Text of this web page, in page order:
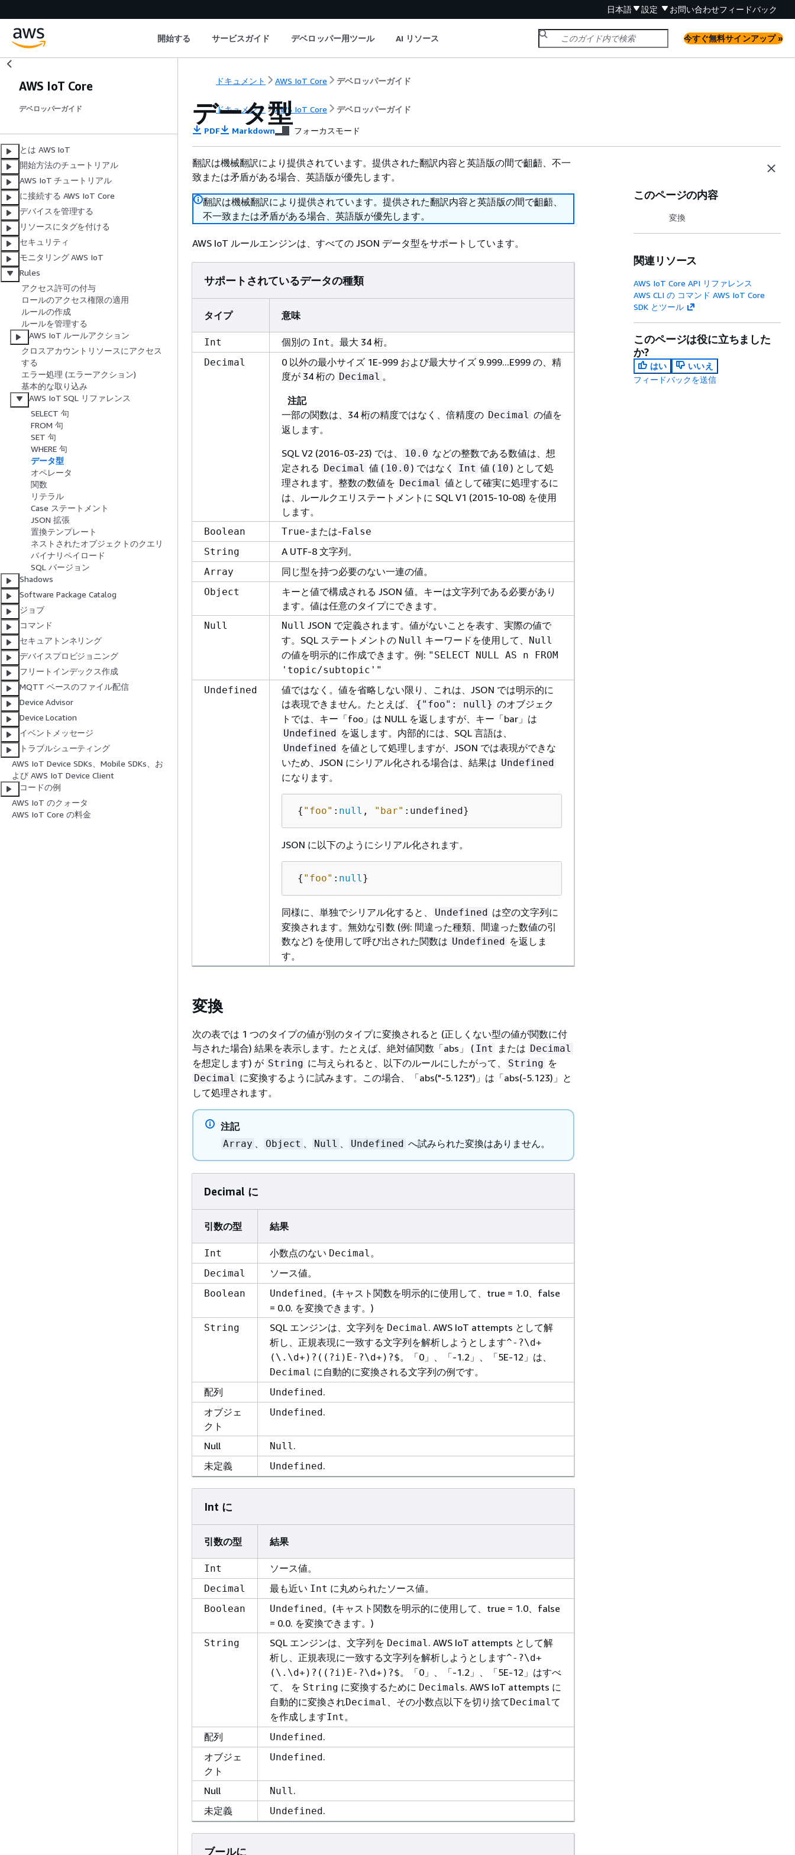
日本語 設定 お問い合わせフィードバック
開始する サービスガイド デベロッパー用ツール AI リソース 今すぐ無料サインアップ »
AWS IoT Core
デベロッパーガイド
とは AWS IoT
開始方法のチュートリアル
AWS IoT チュートリアル
に接続する AWS IoT Core
デバイスを管理する
リソースにタグを付ける
セキュリティ
モニタリング AWS IoT
Rules
アクセス許可の付与
ロールのアクセス権限の適用
ルールの作成
ルールを管理する
AWS IoT ルールアクション
クロスアカウントリソースにアクセス
する
エラー処理 (エラーアクション)
基本的な取り込み
AWS IoT SQL リファレンス
SELECT 句
FROM 句
SET 句
WHERE 句
データ型
オペレータ
関数
リテラル
Case ステートメント
JSON 拡張
置換テンプレート
ネストされたオブジェクトのクエリ
バイナリペイロード
SQL バージョン
Shadows
Software Package Catalog
ジョブ
コマンド
セキュアトンネリング
デバイスプロビジョニング
フリートインデックス作成
MQTT ベースのファイル配信
Device Advisor
Device Location
イベントメッセージ
トラブルシューティング
AWS IoT Device SDKs、Mobile SDKs、お
よび AWS IoT Device Client
コードの例
AWS IoT のクォータ
AWS IoT Core の料金
ドキュメント AWS IoT Core デベロッパーガイド
ドキュメント AWS IoT Core デベロッパーガイド
データ型
PDF Markdown フォーカスモード
翻訳は機械翻訳により提供されています。提供された翻訳内容と英語版の間で齟齬、不一
致または矛盾がある場合、英語版が優先します。
翻訳は機械翻訳により提供されています。提供された翻訳内容と英語版の間で齟齬、
不一致または矛盾がある場合、英語版が優先します。
AWS IoT ルールエンジンは、すべての JSON データ型をサポートしています。
サポートされているデータの種類
タイプ 意味
Int 個別の Int。最大 34 桁。
Decimal
0 以外の最小サイズ 1E-999 および最大サイズ 9.999...E999 の、精
度が 34 桁の Decimal 。
注記
一部の関数は、34 桁の精度ではなく、倍精度の Decimal の値を
返します。
SQL V2 (2016-03-23) では、
10.0 などの整数である数値は、想
定される Decimal 値 ( 10.0 ) ではなく Int 値 ( 10 ) として処
理されます。整数の数値を Decimal 値として確実に処理するに
は、ルールクエリステートメントに SQL V1 (2015-10-08) を使用
します。
Boolean True-または-False
String
A UTF-8 文字列。
Array 同じ型を持つ必要のない一連の値。
Object
キーと値で構成される JSON 値。キーは文字列である必要があり
ます。値は任意のタイプにできます。
Null Null JSON で定義されます。値がないことを表す、実際の値で
す。SQL ステートメントの Null キーワードを使用して、 Null
の値を明示的に作成できます。例: "SELECT NULL AS n FROM
'topic/subtopic'"
Undefined
値ではなく。値を省略しない限り、これは、JSON では明示的に
は表現できません。たとえば、
{ "foo": null} のオブジェク
トでは、キー「foo」は NULL を返しますが、キー「bar」は
Undefined を返します。内部的には、SQL 言語は、
Undefined を値として処理しますが、JSON では表現ができな
いため、JSON にシリアル化される場合は、結果は Undefined
になります。
{ "foo" : null , "bar" :undefined}
JSON に以下のようにシリアル化されます。
{ "foo" : null}
同様に、単独でシリアル化すると、 Undefined は空の文字列に
変換されます。無効な引数 (例: 間違った種類、間違った数値の引
数など) を使用して呼び出された関数は Undefined を返しま
す。
変換
次の表では 1 つのタイプの値が別のタイプに変換されると (正しくない型の値が関数に付
与された場合) 結果を表示します。たとえば、絶対値関数「abs」 ( Int または Decimal
を想定します) が String に与えられると、以下のルールにしたがって、 String を
Decimal
に変換するように試みます。この場合、「abs("-5.123")」は「abs(-5.123)」と
して処理されます。
注記
Array Object Null Undefined へ試みられた変換はありません。
Decimal に
引数の型 結果
Int 小数点のない Decimal 。
Decimal ソース値。
Boolean Undefined。(キャスト関数を明示的に使用して、true = 1.0、false
= 0.0. を変換できます。)
String SQL エンジンは、文字列を Decimal . AWS IoT attempts として解
析し、正規表現に一致する文字列を解析しようとします^-?\d+
(\.\d+)?((?i)E-?\d+)?$。「0」、「-1.2」、「5E-12」は、
Decimal に自動的に変換される文字列の例です。
配列
Undefined.
オブジェ
クト
Undefined.
Null Null .
未定義
Undefined.
Int に
引数の型 結果
Int ソース値。
Decimal 最も近い Int に丸められたソース値。
Boolean Undefined。(キャスト関数を明示的に使用して、true = 1.0、false
= 0.0. を変換できます。)
String SQL エンジンは、文字列を Decimal . AWS IoT attempts として解
析し、正規表現に一致する文字列を解析しようとします^-?\d+
(\.\d+)?((?i)E-?\d+)?$。「0」、「-1.2」、「5E-12」はすべ
て、 を String に変換するために Decimal s. AWS IoT attempts に
自動的に変換されDecimal 、その小数点以下を切り捨てDecimal て
を作成しますInt 。
配列
Undefined.
オブジェ
クト
Undefined.
Null Null .
未定義
Undefined.
ブールに
このページの内容
変換
関連リソース
AWS IoT Core API リファレンス
AWS CLI の コマンド AWS IoT Core
SDK とツール
このページは役に立ちました
か?
はい
いいえ
フィードバックを送信